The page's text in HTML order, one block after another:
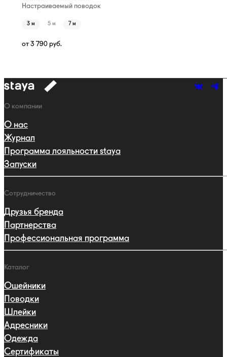
Настраиваемый поводок
3 м 5 м 7 м
от 3 790 руб.
к
Навигация
О компании
О нас
Журнал
Программа лояльности staya
Запуски
Сотрудничество
Друзья бренда
Партнерства
Профессиональная программа
Каталог
Ошейники
Поводки
Шлейки
Адресники
Одежда
Сертификаты